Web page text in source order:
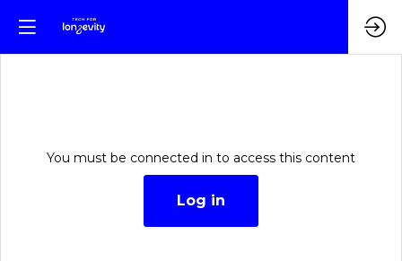
You must be connected in to access this content
Log in